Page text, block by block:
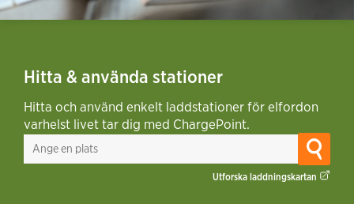
Hitta & använda stationer
Hitta och använd enkelt laddstationer för elfordon
varhelst livet tar dig med ChargePoint.
Utforska laddningskartan